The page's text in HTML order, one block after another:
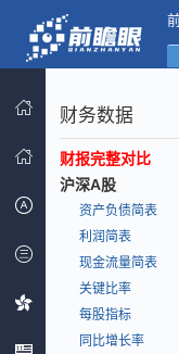
财务数据
财报完整对比
沪深A股
资产负债简表
利润简表
现金流量简表
关键比率
每股指标
同比增长率